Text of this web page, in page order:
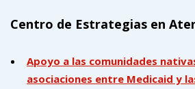
Centro de Estrategias en
Apoyo a las comunidades
asociaciones entre Medicaid y